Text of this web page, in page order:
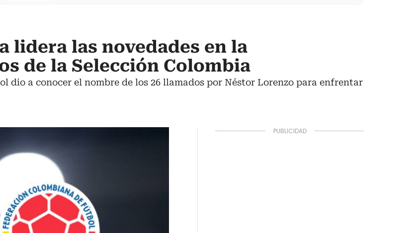
lidera las novedades en la
de la Selección Colombia
dio a conocer el nombre de los 26 llamados por Néstor Lorenzo para enfrentar